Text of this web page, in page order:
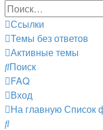
Ссылки
Темы без ответов
Активные темы
Поиск
FAQ
Вход
На главнуюСписок
Поиск